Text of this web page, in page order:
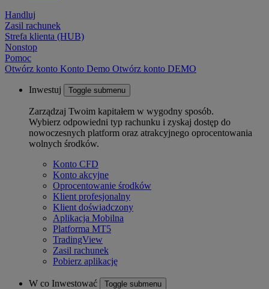
Handluj
Zasil rachunek
Strefa klienta (HUB)
Nonstop
Pomoc
Otwórz konto Konto Demo Otwórz konto DEMO
Inwestuj Toggle submenu
Zarządzaj Twoim kapitałem w wygodny sposób.
Wybierz odpowiedni typ rachunku i zyskaj dostęp do
nowoczesnych platform oraz atrakcyjnego oprocentowania
wolnych środków.
Konto CFD
Konto akcyjne
Oprocentowanie środków
Klient profesjonalny
Klient doświadczony
Aplikacja Mobilna
Platforma MT5
TradingView
Zasil rachunek
Pobierz aplikację
W co Inwestować Toggle submenu